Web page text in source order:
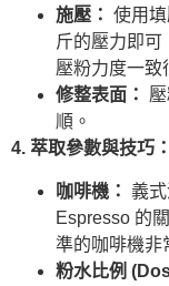
施壓： 使用
斤的壓力即可
壓粉力度一致
修整表面：
順。
4. 萃取參數與技巧：
咖啡機： 義
Espresso 的
準的咖啡機非
粉水比例